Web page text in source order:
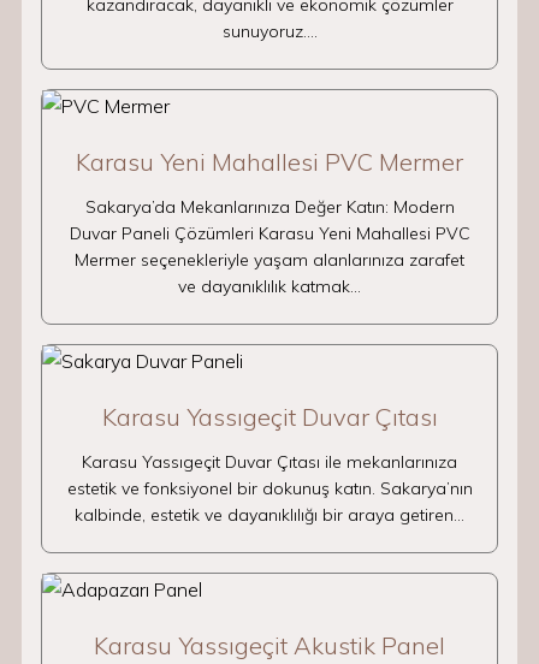
kazandıracak, dayanıklı ve ekonomik çözümler
sunuyoruz.…
Karasu Yeni Mahallesi PVC Mermer
Sakarya’da Mekanlarınıza Değer Katın: Modern
Duvar Paneli Çözümleri Karasu Yeni Mahallesi PVC
Mermer seçenekleriyle yaşam alanlarınıza zarafet
ve dayanıklılık katmak…
Karasu Yassıgeçit Duvar Çıtası
Karasu Yassıgeçit Duvar Çıtası ile mekanlarınıza
estetik ve fonksiyonel bir dokunuş katın. Sakarya’nın
kalbinde, estetik ve dayanıklılığı bir araya getiren…
Karasu Yassıgeçit Akustik Panel